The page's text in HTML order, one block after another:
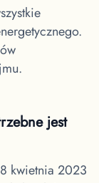
jest
kwietnia 2023